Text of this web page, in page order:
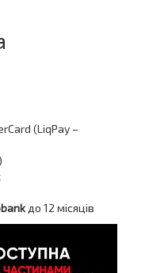
(LiqPay –
до 12 місяців